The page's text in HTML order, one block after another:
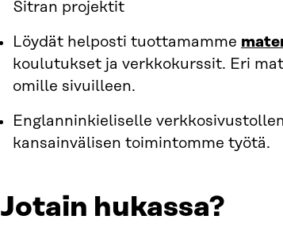
Sitran projektit
Löydät helposti tuottamamme
koulutukset ja verkkokurssit. Eri
omille sivuilleen.
Englanninkieliselle
kansainvälisen toimintomme työtä.
Jotain hukassa?